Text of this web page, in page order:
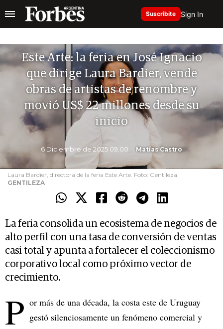
Suscribite Sign In
Este Arte: la feria en José Ignacio
que dirige Laura Bardier, vende
obras de artistas de renombre y
movió US$ 22 millones desde su
inicio
6 Diciembre de 2025 09.00 Matías Castro
Laura Bardier, directora de la feria Este Arte. Foto: Gentileza.
GENTILEZA
La feria consolida un ecosistema de negocios de
alto perfil con una tasa de conversión de ventas
casi total y apunta a fortalecer el coleccionismo
corporativo local como próximo vector de
crecimiento.
P or más de una década, la costa este de Uruguay
gestó silenciosamente un fenómeno comercial y